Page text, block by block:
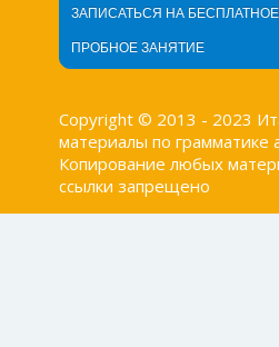
ЗАПИСАТЬСЯ НА БЕСПЛАТНОЕ
ПРОБНОЕ ЗАНЯТИЕ
Copyright © 2013 - 2023
материалы по грамматике
Копирование любых
ссылки запрещено